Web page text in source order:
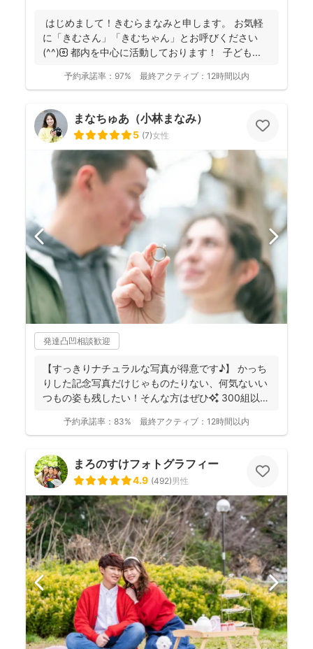
はじめまして！きむらまなみと申します。 お気軽
に「きむさん」「きむちゃん」とお呼びください
(^^)🌼 都内を中心に活動しております！ 子ども...
予約承諾率： 97% 最終アクティブ： 12時間以内
まなちゅあ（小林まなみ）
5 (7)女性
発達凸凹相談歓迎
【すっきりナチュラルな写真が得意です♪】 かっち
りした記念写真だけじゃものたりない、何気ないい
つもの姿も残したい！そんな方はぜひ✨️ 300組以上
予約承諾率： 83% 最終アクティブ： 12時間以内
まろのすけフォトグラフィー
4.9 (492)男性